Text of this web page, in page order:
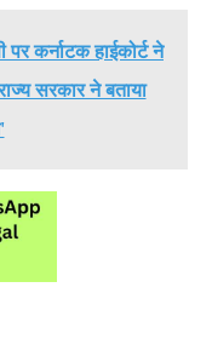
कर्नाटक हाईकोर्ट ने
सरकार ने बताया